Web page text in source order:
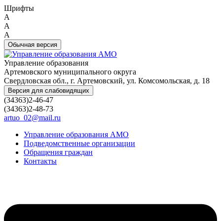
Шрифты
A
A
A
Обычная версия
Управление образования
Артемовского муниципального округа
Свердловская обл., г. Артемовский, ул. Комсомольская, д. 18
Версия для слабовидящих
(34363)2-46-47
(34363)2-48-73
artuo_02@mail.ru
Управление образования АМО
Подведомственные организации
Обращения граждан
Контакты